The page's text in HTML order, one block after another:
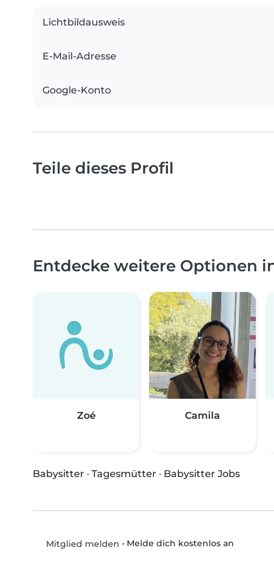
Lichtbildausweis
E-Mail-Adresse
Google-Konto
Teile dieses Profil
Entdecke weitere Optionen
Zoé Camila
Babysitter · Tagesmütter · Babysitter Jobs
Mitglied melden • Melde dich kostenlos an